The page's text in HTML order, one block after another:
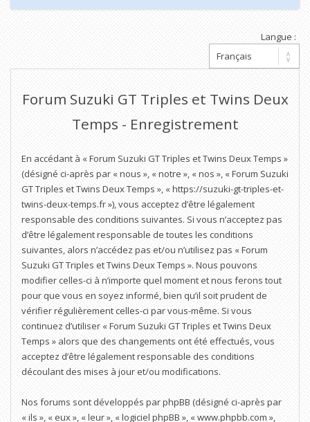
Langue :
Forum Suzuki GT Triples et Twins Deux
Temps - Enregistrement
En accédant à « Forum Suzuki GT Triples et Twins Deux Temps »
(désigné ci-après par « nous », « notre », « nos », « Forum Suzuki
GT Triples et Twins Deux Temps », « https://suzuki-gt-triples-et-
twins-deux-temps.fr »), vous acceptez d’être légalement
responsable des conditions suivantes. Si vous n’acceptez pas
d’être légalement responsable de toutes les conditions
suivantes, alors n’accédez pas et/ou n’utilisez pas « Forum
Suzuki GT Triples et Twins Deux Temps ». Nous pouvons
modifier celles-ci à n’importe quel moment et nous ferons tout
pour que vous en soyez informé, bien qu’il soit prudent de
vérifier régulièrement celles-ci par vous-même. Si vous
continuez d’utiliser « Forum Suzuki GT Triples et Twins Deux
Temps » alors que des changements ont été effectués, vous
acceptez d’être légalement responsable des conditions
découlant des mises à jour et/ou modifications.
Nos forums sont développés par phpBB (désigné ci-après par
« ils », « eux », « leur », « logiciel phpBB », « www.phpbb.com »,